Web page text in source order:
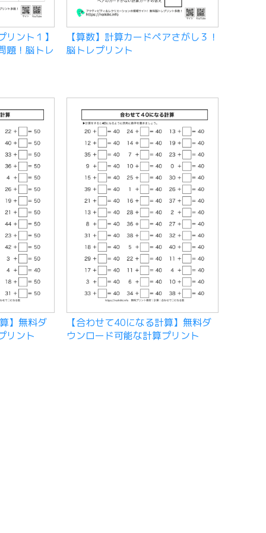
ント１】
題！脳トレ
【算数】計算カードペアさがし３！
脳トレプリント
】無料ダ
リント
【合わせて40になる計算】無料ダ
ウンロード可能な計算プリント